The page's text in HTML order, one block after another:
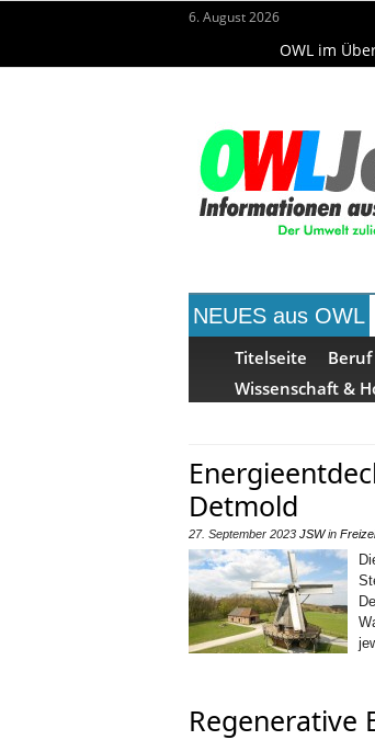
6. August 2026
OWL im
NEUES aus OWL
Titelseite
Wissenschaft &
Detmold
27. September 2023 JSWin
Regenerative